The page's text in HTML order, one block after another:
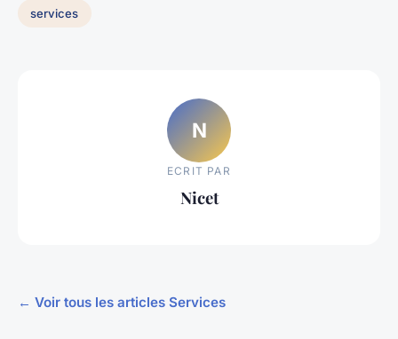
services
N
ECRIT PAR
Nicet
← Voir tous les articles Services